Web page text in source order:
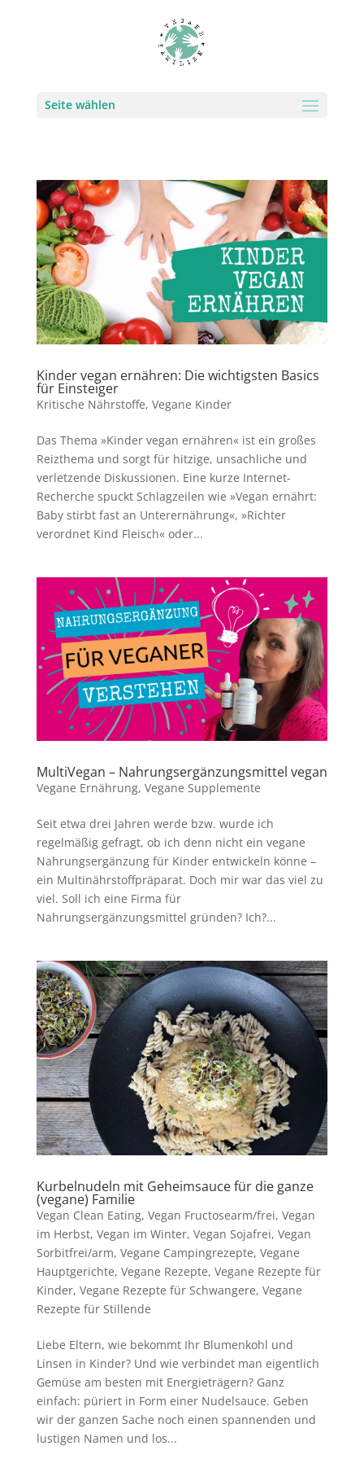
Seite wählen
Kinder vegan ernähren: Die wichtigsten Basics
für Einsteiger
Kritische Nährstoffe, Vegane Kinder
Das Thema »Kinder vegan ernähren« ist ein großes
Reizthema und sorgt für hitzige, unsachliche und
verletzende Diskussionen. Eine kurze Internet-
Recherche spuckt Schlagzeilen wie »Vegan ernährt:
Baby stirbt fast an Unterernährung«, »Richter
verordnet Kind Fleisch« oder...
MultiVegan – Nahrungsergänzungsmittel vegan
Vegane Ernährung, Vegane Supplemente
Seit etwa drei Jahren werde bzw. wurde ich
regelmäßig gefragt, ob ich denn nicht ein vegane
Nahrungsergänzung für Kinder entwickeln könne –
ein Multinährstoffpräparat. Doch mir war das viel zu
viel. Soll ich eine Firma für
Nahrungsergänzungsmittel gründen? Ich?...
Kurbelnudeln mit Geheimsauce für die ganze
(vegane) Familie
Vegan Clean Eating, Vegan Fructosearm/frei, Vegan
im Herbst, Vegan im Winter, Vegan Sojafrei, Vegan
Sorbitfrei/arm, Vegane Campingrezepte, Vegane
Hauptgerichte, Vegane Rezepte, Vegane Rezepte für
Kinder, Vegane Rezepte für Schwangere, Vegane
Rezepte für Stillende
Liebe Eltern, wie bekommt Ihr Blumenkohl und
Linsen in Kinder? Und wie verbindet man eigentlich
Gemüse am besten mit Energieträgern? Ganz
einfach: püriert in Form einer Nudelsauce. Geben
wir der ganzen Sache noch einen spannenden und
lustigen Namen und los...